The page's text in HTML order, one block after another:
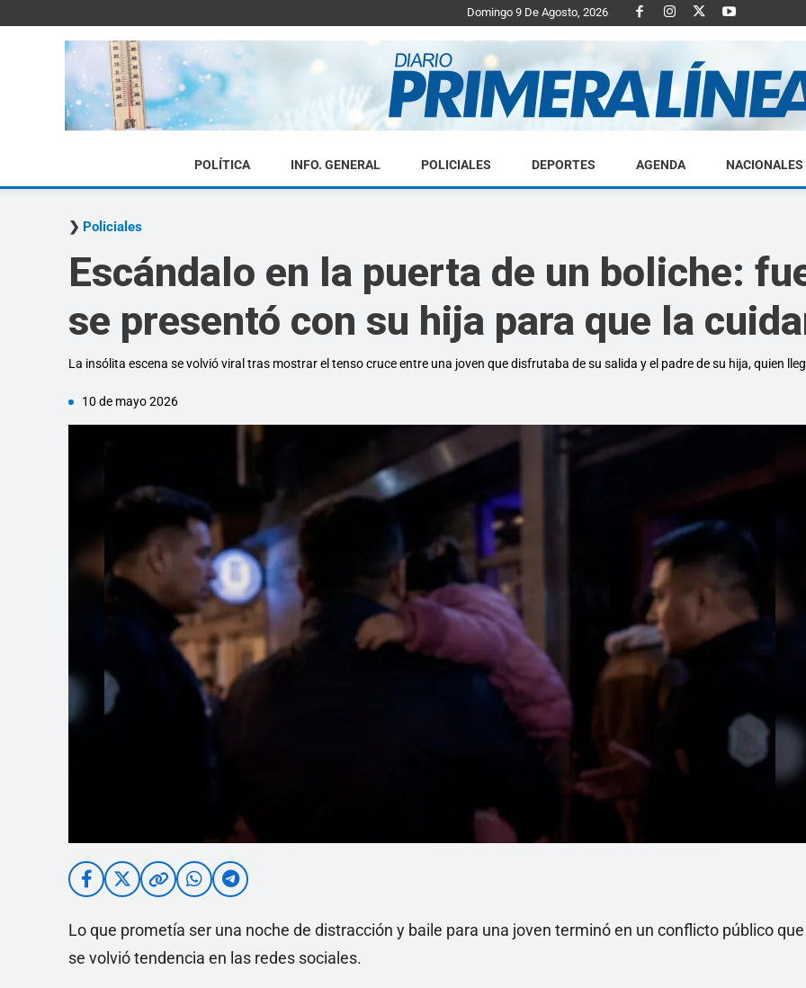
Domingo 9 De Agosto, 2026
Diario
Linea
POLÍTICA INFO. GENERAL POLICIALES DEPORTES AGENDA NACIONALES
Policiales
Escándalo en la puerta de un boliche:
se presentó con su hija para que la
La insólita escena se volvió viral tras mostrar el tenso cruce entre una joven que disfrutaba de su salida y el padre de su hija, quien
10 de mayo 2026
Lo que prometía ser una noche de distracción y baile para una joven terminó en un conflicto público que
se volvió tendencia en las redes sociales.